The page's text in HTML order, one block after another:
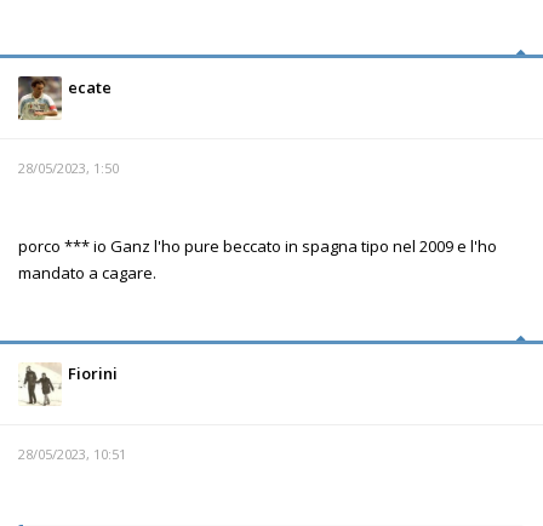
ecate
28/05/2023, 1:50
porco *** io Ganz l'ho pure beccato in spagna tipo nel 2009 e l'ho
mandato a cagare.
Fiorini
28/05/2023, 10:51